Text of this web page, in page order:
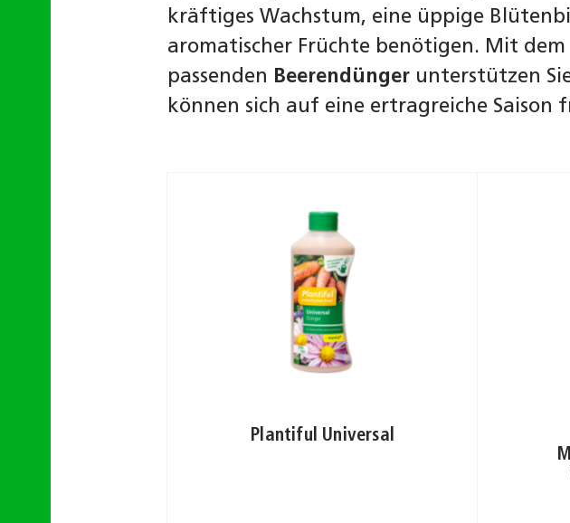
kräftiges Wachstum, eine üppige
aromatischer Früchte benötigen. Mit dem
passenden Beerendüngerunterstützen
können sich auf eine ertragreiche Saison
Plantiful Universal